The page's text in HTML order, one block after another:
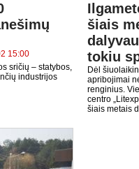
15:00
sričių – statybos,
industrijos
šiais
tokiu
Dėl
apribojimai
renginius.
centro
šiais metais